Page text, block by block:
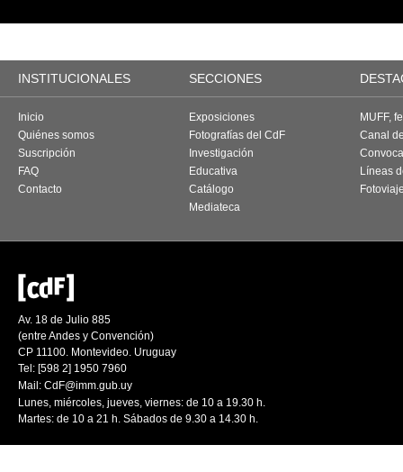
INSTITUCIONALES SECCIONES
Inicio
Quiénes somos
Suscripción
FAQ
Contacto
Exposiciones
Fotografías del CdF
Investigación
Educativa
Catálogo
Mediateca
MUFF,
Canal
Líneas
Av. 18 de Julio 885
(entre Andes y Convención)
CP 11100. Montevideo. Uruguay
Tel: [598 2] 1950 7960
Mail: CdF@imm.gub.uy
Lunes, miércoles, jueves, viernes: de 10 a 19.30 h.
Martes: de 10 a 21 h. Sábados de 9.30 a 14.30 h.